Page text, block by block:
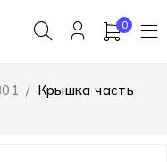
0
/ Крышка часть